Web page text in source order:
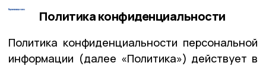
Политика конфиденциальности
Политика конфиденциальности персональной
информации (далее «Политика») действует в